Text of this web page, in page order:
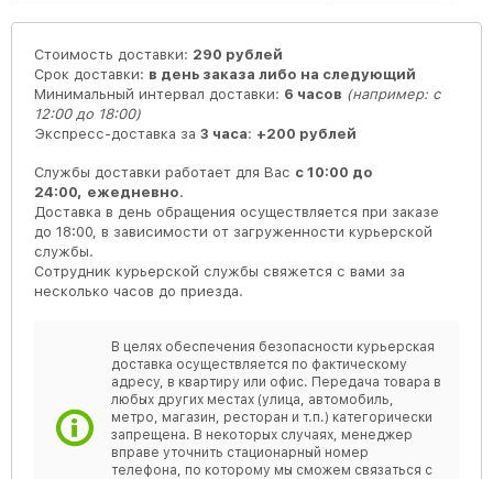
Стоимость доставки: 290 рублей
Срок доставки: в день заказа либо на следующий
Минимальный интервал доставки: 6 часов (например: с
12:00 до 18:00)
Экспресс-доставка за 3 часа: +200 рублей
Службы доставки работает для Вас с 10:00 до
24:00, ежедневно.
Доставка в день обращения осуществляется при заказе
до 18:00, в зависимости от загруженности курьерской
службы.
Сотрудник курьерской службы свяжется с вами за
несколько часов до приезда.
В целях обеспечения безопасности курьерская
доставка осуществляется по фактическому
адресу, в квартиру или офис. Передача товара в
любых других местах (улица, автомобиль,
метро, магазин, ресторан и т.п.) категорически
запрещена. В некоторых случаях, менеджер
вправе уточнить стационарный номер
телефона, по которому мы сможем связаться с